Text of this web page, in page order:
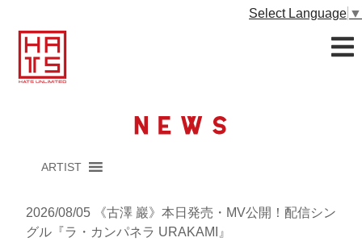
Select Language ▼
ARTIST
2026/08/05
《古澤 巖》本日発売・MV公開！配信シン
グル『ラ・カンパネラ URAKAMI』